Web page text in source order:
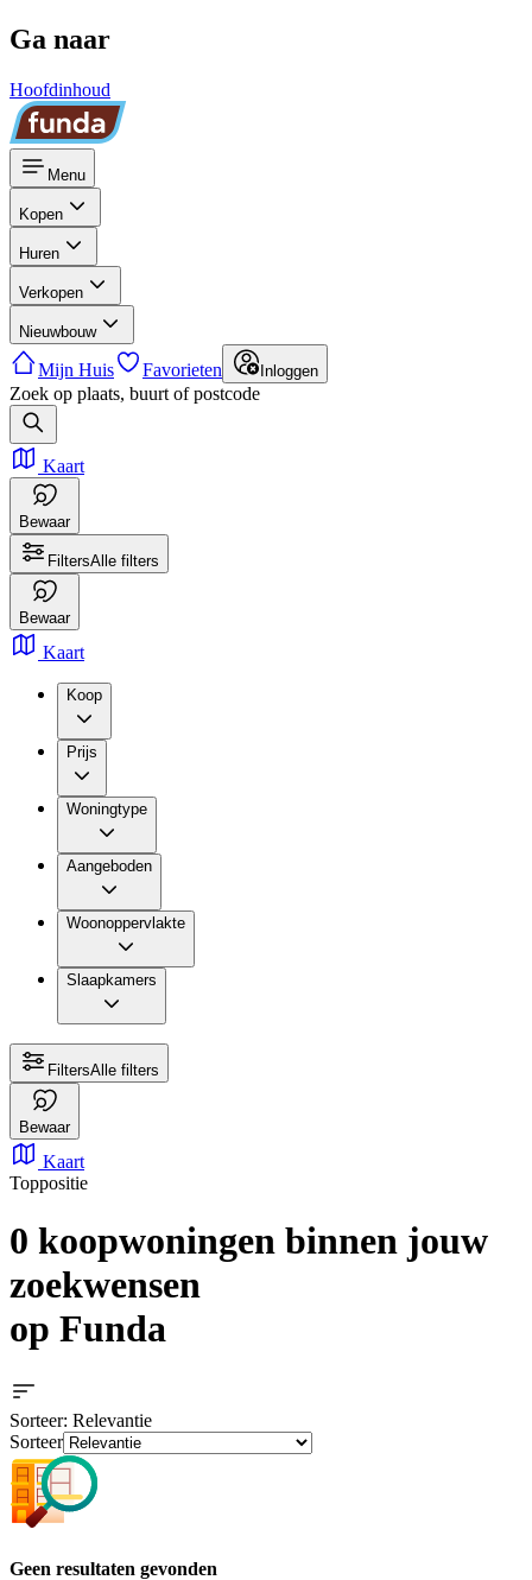
Ga naar
Hoofdinhoud
Menu
Kopen
Huren
Verkopen
Nieuwbouw
Mijn Huis Favorieten Inloggen
Zoek op plaats, buurt of postcode
Kaart
Bewaar
FiltersAlle filters
Bewaar
Kaart
Koop
Prijs
Woningtype
Aangeboden
Woonoppervlakte
Slaapkamers
FiltersAlle filters
Bewaar
Kaart
Toppositie
0 koopwoningen binnen jouw
zoekwensen
op Funda
Sorteer: Relevantie
Sorteer
Geen resultaten gevonden